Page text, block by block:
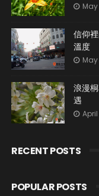
信仰
溫度
浪漫
遇
RECENT POSTS
POPULAR POSTS